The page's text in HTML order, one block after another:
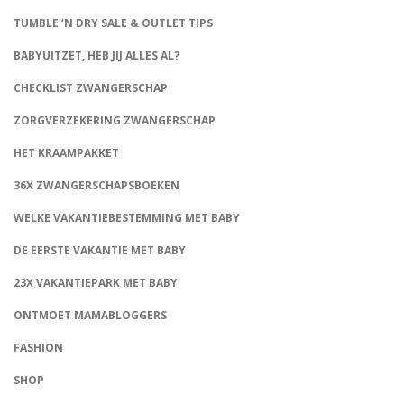
TUMBLE ‘N DRY SALE & OUTLET TIPS
BABYUITZET, HEB JIJ ALLES AL?
CHECKLIST ZWANGERSCHAP
ZORGVERZEKERING ZWANGERSCHAP
HET KRAAMPAKKET
36X ZWANGERSCHAPSBOEKEN
WELKE VAKANTIEBESTEMMING MET BABY
DE EERSTE VAKANTIE MET BABY
23X VAKANTIEPARK MET BABY
ONTMOET MAMABLOGGERS
FASHION
SHOP